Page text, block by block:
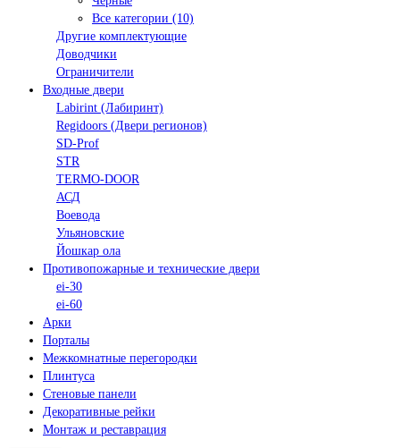
Все категории (10)
Другие комплектующие
Доводчики
Ограничители
Входные двери
Labirint (Лабиринт)
Regidoors (Двери регионов)
SD-Prof
STR
TERMO-DOOR
АСД
Воевода
Ульяновские
Йошкар ола
Противопожарные и технические двери
ei-30
ei-60
Арки
Порталы
Межкомнатные перегородки
Плинтуса
Стеновые панели
Декоративные рейки
Монтаж и реставрация